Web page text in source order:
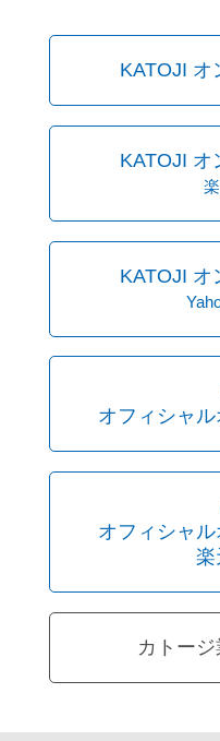
KATOJI オ
KATOJI オ
KATOJI オ
オフィシャ
オフィシャ
楽
カトー